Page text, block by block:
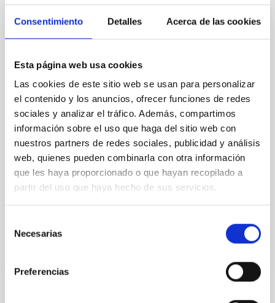
Consentimiento Detalles Acerca de las cookies
Esta página web usa cookies
Las cookies de este sitio web se usan para personalizar
el contenido y los anuncios, ofrecer funciones de redes
sociales y analizar el tráfico. Además, compartimos
información sobre el uso que haga del sitio web con
nuestros partners de redes sociales, publicidad y análisis
web, quienes pueden combinarla con otra información
que les haya proporcionado o que hayan recopilado a
partir del uso que haya hecho de sus servicios.
Necesarias
Preferencias
El IAC vuelve a acercar el Universo al
público del Phe Festival
El IAC colabora por segundo año consecutivo con el
festival de música y tendencias de Puerto de la Cruz
con actividades gratuitas que permitirán a los
asistentes descubrir el Observatorio del Teide y
observar el Sol con telescopios especializados. El
Instituto de Astrofísica de Canarias (IAC) se suma
nuevamente al Phe Festival , que celebra su décimo
aniversario los días 5 y 6 de septiembre en Puerto de
la Cruz, con un programa de actividades destinadas a
acercar la Astronomía y la investigación científica al
público general. La iniciativa forma parte de IAC POP,